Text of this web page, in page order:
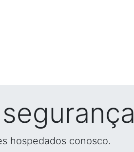
hospedados conosco.